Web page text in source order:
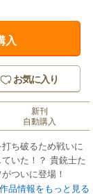
入
お気に入り
新刊
自動購入
ち破るため戦いに
いた！？ 貴銃士た
ついに登場！
作品情報をもっと見る